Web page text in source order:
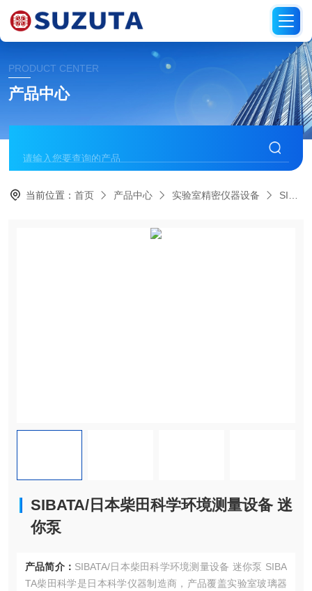
PRODUCT CENTER
产品中心
当前位置：首页 产品中心 实验室精密仪器设备 SIBATA柴田科学
SIBATA/日本柴田科学环境测量设备 迷
你泵
产品简介： SIBATA/日本柴田科学环境测量设备 迷你泵 SIBA
TA柴田科学是日本科学仪器制造商，产品覆盖实验室玻璃器